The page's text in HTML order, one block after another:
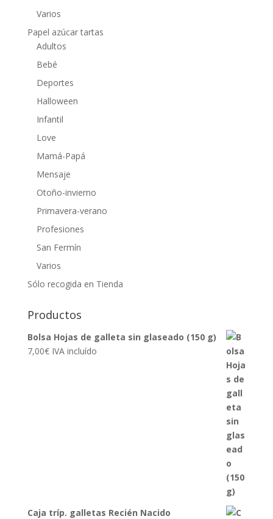
Varios
Papel azúcar tartas
Adultos
Bebé
Deportes
Halloween
Infantil
Love
Mamá-Papá
Mensaje
Otoño-invierno
Primavera-verano
Profesiones
San Fermín
Varios
Sólo recogida en Tienda
Productos
Bolsa Hojas de galleta sin glaseado (150 g)
7,00€ IVA incluído
Caja tríp. galletas Recién Nacido